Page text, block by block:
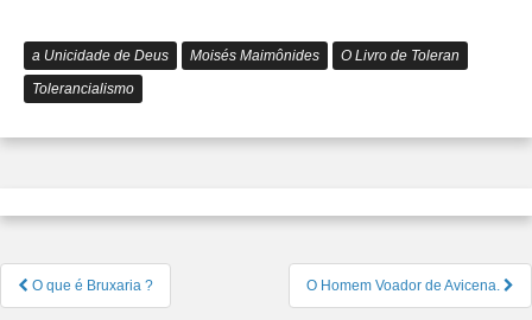
a Unicidade de Deus Moisés Maimônides
O Livro de Toleran
Tolerancialismo
Navegação
de
O que é Bruxaria ? O Homem Voador de Avicena.